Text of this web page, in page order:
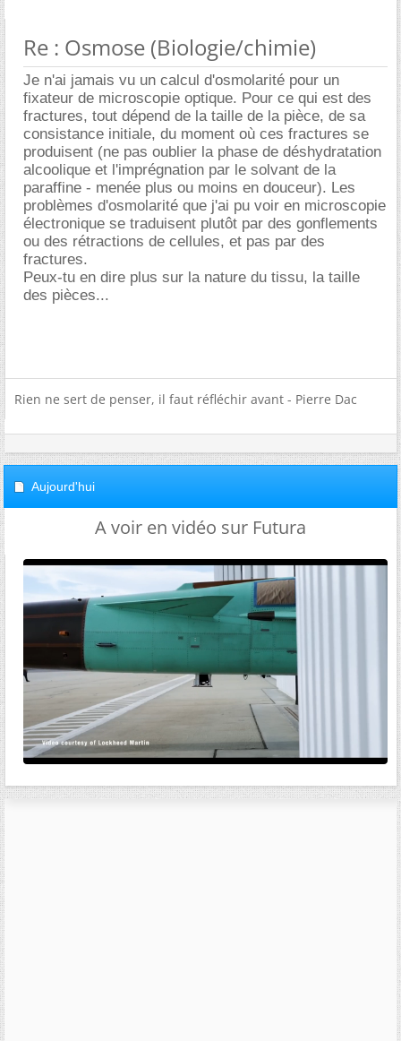
Re : Osmose (Biologie/chimie)
Je n'ai jamais vu un calcul d'osmolarité pour un
fixateur de microscopie optique. Pour ce qui est des
fractures, tout dépend de la taille de la pièce, de sa
consistance initiale, du moment où ces fractures se
produisent (ne pas oublier la phase de déshydratation
alcoolique et l'imprégnation par le solvant de la
paraffine - menée plus ou moins en douceur). Les
problèmes d'osmolarité que j'ai pu voir en microscopie
électronique se traduisent plutôt par des gonflements
ou des rétractions de cellules, et pas par des
fractures.
Peux-tu en dire plus sur la nature du tissu, la taille
des pièces...
Rien ne sert de penser, il faut réfléchir avant - Pierre Dac
Aujourd'hui
A voir en vidéo sur Futura